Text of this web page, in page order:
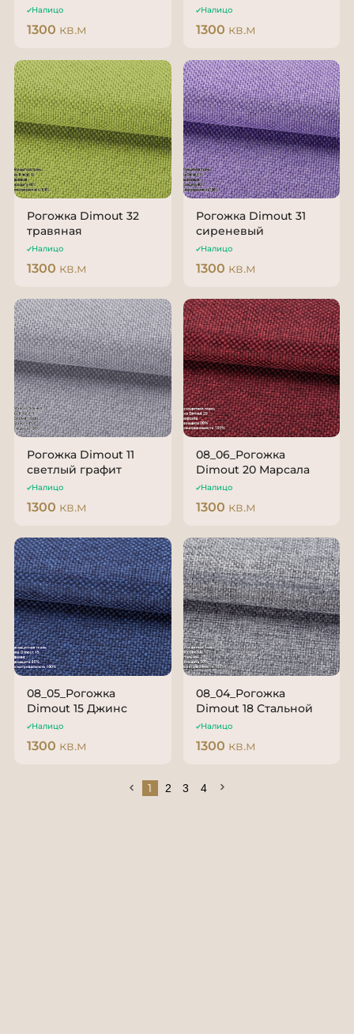
Налицо
1300 кв.м
Налицо
1300 кв.м
Рогожка Dimout 32
травяная
Налицо
1300 кв.м
Рогожка Dimout 31
сиреневый
Налицо
1300 кв.м
Рогожка Dimout 11
светлый графит
Налицо
1300 кв.м
08_06_Рогожка
Dimout 20 Марсала
Налицо
1300 кв.м
08_05_Рогожка
Dimout 15 Джинс
Налицо
1300 кв.м
08_04_Рогожка
Dimout 18 Стальной
Налицо
1300 кв.м
1 2 3 4